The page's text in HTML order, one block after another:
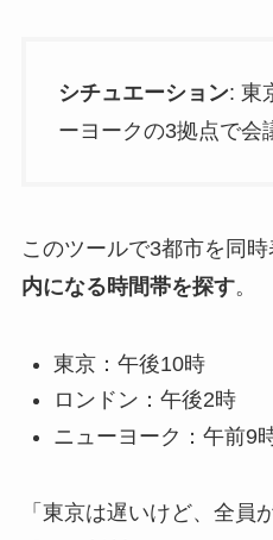
シチュエーション: 東
ーヨークの3拠点で会
このツールで3都市を同時
内になる時間帯を探す。
東京：午後10時
ロンドン：午後2時
ニューヨーク：午前9
「東京は遅いけど、全員